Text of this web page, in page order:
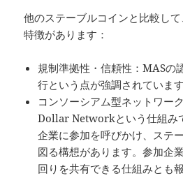
他のステーブルコインと比較し
特徴があります：
規制準拠性・信頼性：MASの
行という点が強調されていま
コンソーシアム型ネットワー
Dollar Networkという仕組み
企業に参加を呼びかけ、ステ
図る構想があります。参加企
回りを共有できる仕組みとも